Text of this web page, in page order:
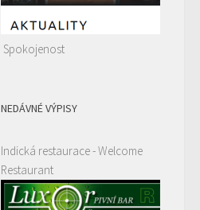
Spokojenost
NEDÁVNÉ VÝPISY
Indická restaurace - Welcome
Restaurant